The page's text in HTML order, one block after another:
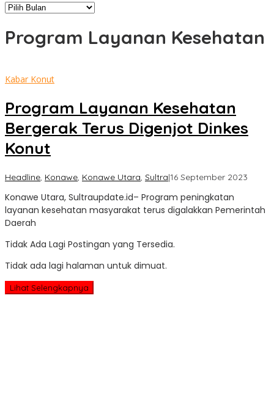
Arsip
Program Layanan Kesehatan
Kabar Konut
Program Layanan Kesehatan
Bergerak Terus Digenjot Dinkes
Konut
Headline, Konawe, Konawe Utara, Sultra|16 September 2023
Konawe Utara, Sultraupdate.id– Program peningkatan
layanan kesehatan masyarakat terus digalakkan Pemerintah
Daerah
Tidak Ada Lagi Postingan yang Tersedia.
Tidak ada lagi halaman untuk dimuat.
Lihat Selengkapnya